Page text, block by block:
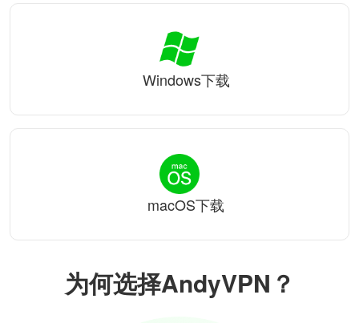
为何选择AndyVPN？
Windows下载
macOS下载